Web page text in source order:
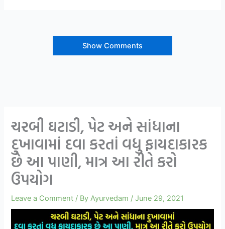
Show Comments
ચરબી ઘટાડી, પેટ અને સાંધાના
દુખાવામાં દવા કરતાં વધુ ફાયદાકારક
છે આ પાણી, માત્ર આ રીતે કરો
ઉપયોગ
Leave a Comment / By Ayurvedam /June 29, 2021